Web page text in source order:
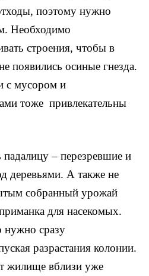
поэтому нужно
Необходимо
строения, чтобы в
появились осиные гнезда.
с мусором и
тоже привлекательны
– перезревшие и
деревьями. А также не
собранный урожай
для насекомых.
нужно сразу
разрастания колонии.
жилище вблизи уже